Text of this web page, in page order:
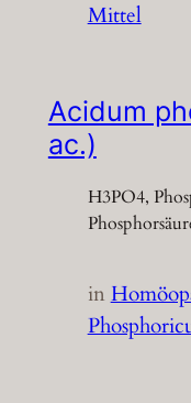
Mittel
Acidum
ac.)
H3PO4,
in